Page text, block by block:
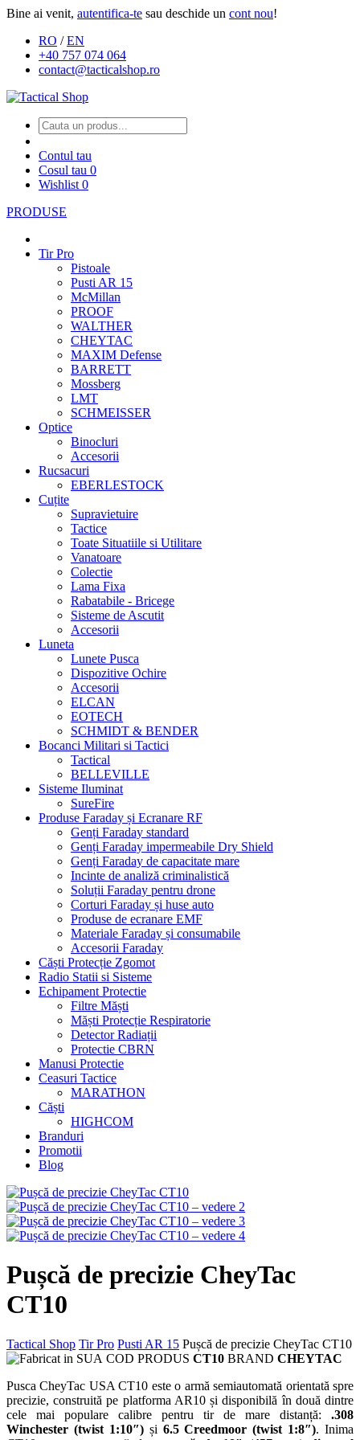
Bine ai venit, autentifica-te sau deschide un cont nou!
RO /EN
+40 757 074 064
contact@tacticalshop.ro
Contul tau
Cosul tau 0
Wishlist 0
PRODUSE
Tir Pro
Pistoale
Pusti AR 15
McMillan
PROOF
WALTHER
CHEYTAC
MAXIM Defense
BARRETT
Mossberg
LMT
SCHMEISSER
Optice
Binocluri
Accesorii
Rucsacuri
EBERLESTOCK
Cuțite
Supravietuire
Tactice
Toate Situatiile si Utilitare
Vanatoare
Colectie
Lama Fixa
Rabatabile - Bricege
Sisteme de Ascutit
Accesorii
Luneta
Lunete Pusca
Dispozitive Ochire
Accesorii
ELCAN
EOTECH
SCHMIDT & BENDER
Bocanci Militari si Tactici
Tactical
BELLEVILLE
Sisteme Iluminat
SureFire
Produse Faraday și Ecranare RF
Genți Faraday standard
Genți Faraday impermeabile Dry Shield
Genți Faraday de capacitate mare
Incinte de analiză criminalistică
Soluții Faraday pentru drone
Corturi Faraday și huse auto
Produse de ecranare EMF
Materiale Faraday și consumabile
Accesorii Faraday
Căști Protecție Zgomot
Radio Statii si Sisteme
Echipament Protectie
Filtre Măști
Măști Protecție Respiratorie
Detector Radiații
Protectie CBRN
Manusi Protectie
Ceasuri Tactice
MARATHON
Căști
HIGHCOM
Branduri
Promotii
Blog
Pușcă de precizie CheyTac
CT10
Tactical Shop Tir Pro Pusti AR 15 Pușcă de precizie CheyTac CT10
COD PRODUS CT10 BRAND CHEYTAC
Pusca CheyTac USA CT10 este o armă semiautomată orientată spre
precizie, construită pe platforma AR10 și disponibilă în două dintre
cele mai populare calibre pentru tir de mare distanță: .308
Winchester (twist 1:10″)și 6.5 Creedmoor (twist 1:8″). Inima